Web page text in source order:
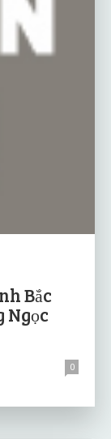
Bắc
Ngọc
0